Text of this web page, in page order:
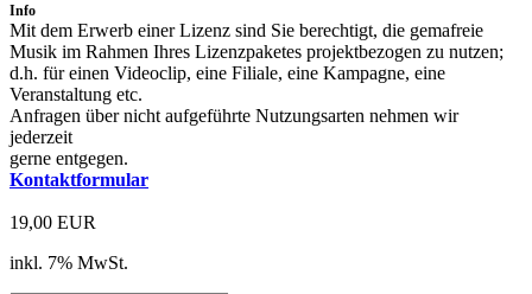
Info
Mit dem Erwerb einer Lizenz sind Sie berechtigt, die gemafreie
Musik im Rahmen Ihres Lizenzpaketes projektbezogen zu nutzen;
d.h. für einen Videoclip, eine Filiale, eine Kampagne, eine
Veranstaltung etc.
Anfragen über nicht aufgeführte Nutzungsarten nehmen wir
jederzeit
gerne entgegen.
Kontaktformular
19,00 EUR
inkl. 7% MwSt.